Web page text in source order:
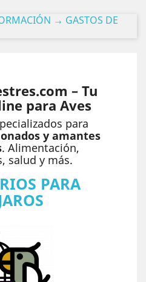
– Tu
para Aves
para
y amantes
. Alimentación,
salud y más.
PARA